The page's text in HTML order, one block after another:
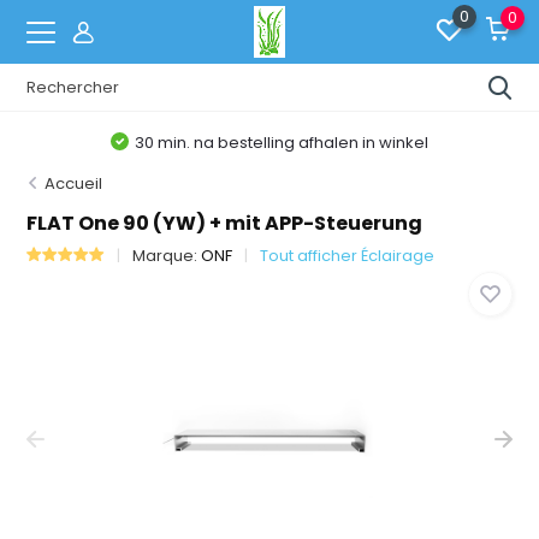
0 0
30 min. na bestelling afhalen in winkel
Accueil
FLAT One 90 (YW) + mit APP-Steuerung
Marque:ONF Tout afficher Éclairage